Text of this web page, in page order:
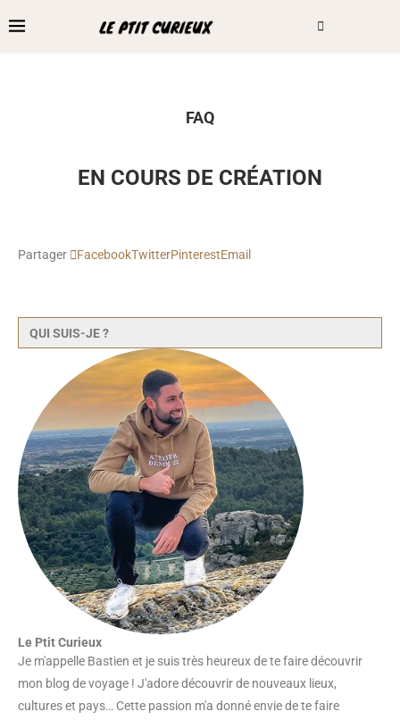
FAQ
EN COURS DE CRÉATION
Partager FacebookTwitterPinterestEmail
QUI SUIS-JE ?
Le Ptit Curieux
Je m'appelle Bastien et je suis très heureux de te faire découvrir
mon blog de voyage ! J'adore découvrir de nouveaux lieux,
cultures et pays… Cette passion m'a donné envie de te faire